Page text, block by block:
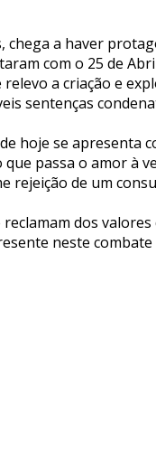
chega a haver
com o 25 de
a criação e
sentenças
hoje se apresenta
passa o amor à
de um
dos
neste